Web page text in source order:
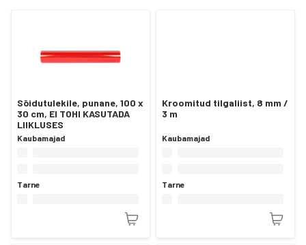
Sõidutulekile, punane, 100 x
30 cm, EI TOHI KASUTADA
LIIKLUSES
Kaubamajad
Tarne
Kroomitud tilgaliist, 8 mm /
3 m
Kaubamajad
Tarne